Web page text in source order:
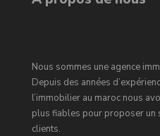
Nous sommes une agence
Depuis des années
l’immobilier au maroc nous
plus fiables pour proposer un
clients.